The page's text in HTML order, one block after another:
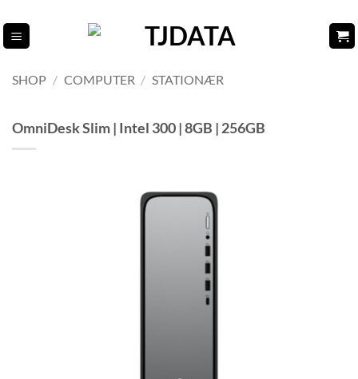
til
indhold
SHOP / COMPUTER / STATIONÆR
OmniDesk Slim | Intel 300 | 8GB | 256GB